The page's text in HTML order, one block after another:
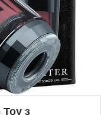
Toy з